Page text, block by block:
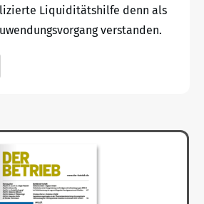
Liquiditätshilfe denn als
verstanden.